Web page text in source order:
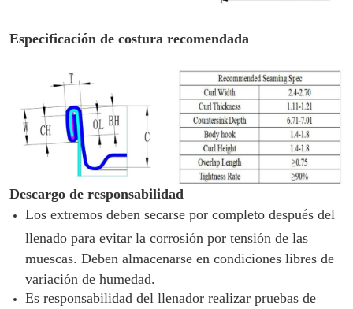
Especificación de costura recomendada
Descargo de responsabilidad
Los extremos deben secarse por completo después del
llenado para evitar la corrosión por tensión de las
muescas. Deben almacenarse en condiciones libres de
variación de humedad.
Es responsabilidad del llenador realizar pruebas de